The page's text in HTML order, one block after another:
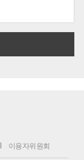
이용자위원회